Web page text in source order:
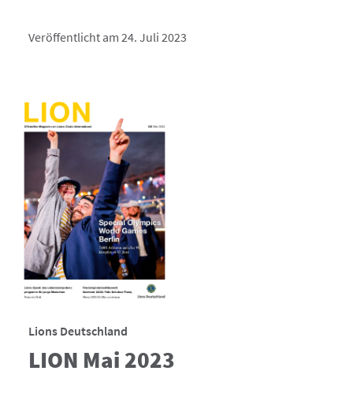
Veröffentlicht am 24. Juli 2023
Lions Deutschland
LION Mai 2023